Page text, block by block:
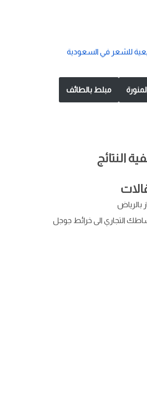
للشعر في السعودية
مبلط بالطائف
النتائج
بالرياض
التجاري الى خرائط جوجل